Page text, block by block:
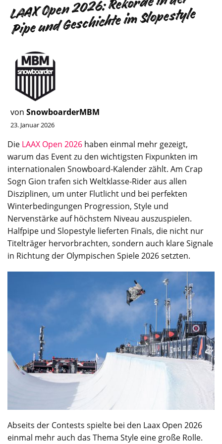
Pipe und Geschichte im Slopestyle
von SnowboarderMBM
23. Januar 2026
Die LAAX Open 2026 haben einmal mehr gezeigt,
warum das Event zu den wichtigsten Fixpunkten im
internationalen Snowboard-Kalender zählt. Am Crap
Sogn Gion trafen sich Weltklasse-Rider aus allen
Disziplinen, um unter Flutlicht und bei perfekten
Winterbedingungen Progression, Style und
Nervenstärke auf höchstem Niveau auszuspielen.
Halfpipe und Slopestyle lieferten Finals, die nicht nur
Titelträger hervorbrachten, sondern auch klare Signale
in Richtung der Olympischen Spiele 2026 setzten.
Abseits der Contests spielte bei den Laax Open 2026
einmal mehr auch das Thema Style eine große Rolle.